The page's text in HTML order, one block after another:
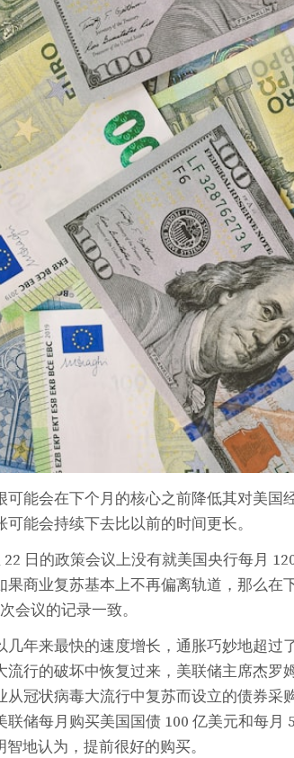
可能会在下个月的核心之前降低其对美国
能会持续下去比以前的时间更长。
22 日的政策会议上没有就美国央行每月
果商业复苏基本上不再偏离轨道，那么在
会议的记录一致。
几年来最快的速度增长，通胀巧妙地超过
流行的破坏中恢复过来，美联储主席杰罗
从冠状病毒大流行中复苏而设立的债券采
联储每月购买美国国债 100 亿美元和每月
地认为，提前很好的购买。